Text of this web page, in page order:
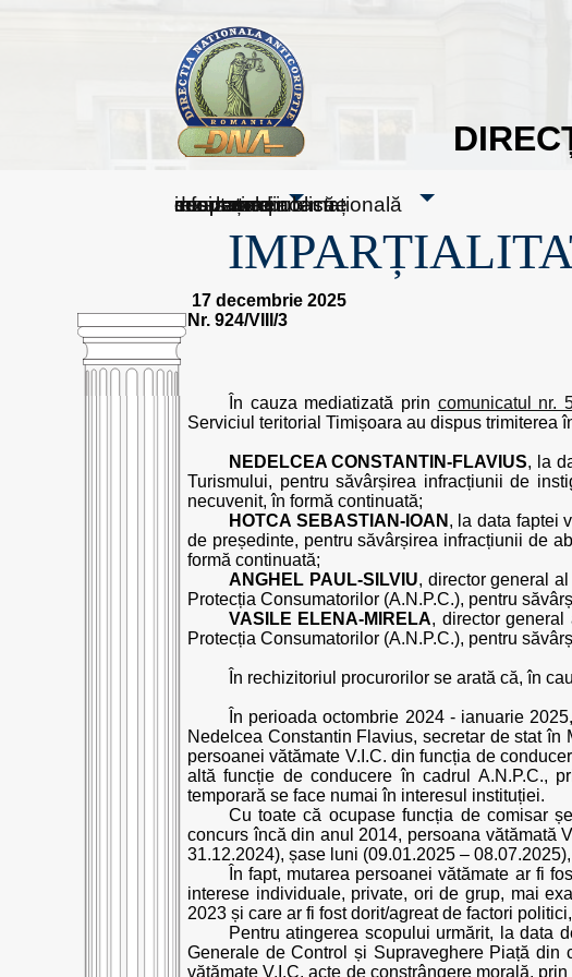
sesizați-ne
despre noi
rezultatele noastre
mass media
informare publică
cooperare internațională
17 decembrie 2025
Nr. 924/VIII/3
În cauza mediatizată prin comunicatul nr.
Serviciul teritorial Timișoara au dispus trimiterea
NEDELCEA CONSTANTIN-FLAVIUS, la
Turismului, pentru săvârșirea infracțiunii de
necuvenit, în formă continuată;
HOTCA SEBASTIAN-IOAN , la data faptei
de președinte, pentru săvârșirea infracțiunii de
formă continuată;
ANGHEL PAUL-SILVIU, director general
Protecția Consumatorilor (A.N.P.C.), pentru
VASILE ELENA-MIRELA, director
Protecția Consumatorilor (A.N.P.C.), pentru
În rechizitoriul procurorilor se arată că, în
În perioada octombrie 2024 - ianuarie
Nedelcea Constantin Flavius, secretar de stat
persoanei vătămate V.I.C. din funcția de
altă funcție de conducere în cadrul A.N.P.C.,
temporară se face numai în interesul instituției.
Cu toate că ocupase funcția de comisar
concurs încă din anul 2014, persoana vătămată
31.12.2024), șase luni (09.01.2025 –
În fapt, mutarea persoanei vătămate ar fi
interese individuale, private, ori de grup, mai
2023 și care ar fi fost dorit/agreat de factori
Pentru atingerea scopului urmărit, la data
Generale de Control și Supraveghere Piață din
vătămate V.I.C. acte de constrângere morală,